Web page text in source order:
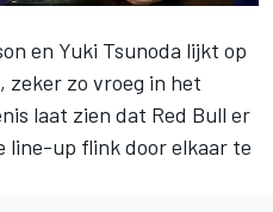
en Yuki Tsunoda lijkt op
zeker zo vroeg in het
laat zien dat Red Bull er
line-up flink door elkaar te